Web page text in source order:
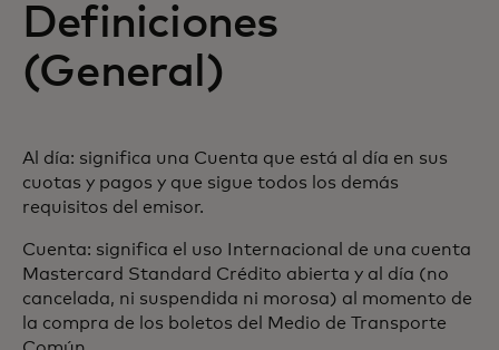
Definiciones
(General)
Al día: significa una Cuenta que está al día en sus
cuotas y pagos y que sigue todos los demás
requisitos del emisor.
Cuenta: significa el uso Internacional de una cuenta
Mastercard Standard Crédito abierta y al día (no
cancelada, ni suspendida ni morosa) al momento de
la compra de los boletos del Medio de Transporte